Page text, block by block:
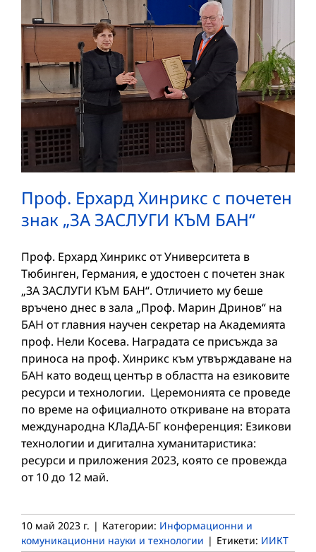
Проф. Ерхард Хинрикс с почетен
знак „ЗА ЗАСЛУГИ КЪМ БАН“
Проф. Ерхард Хинрикс от Университета в
Тюбинген, Германия, е удостоен с почетен знак
„ЗА ЗАСЛУГИ КЪМ БАН“. Отличието му беше
връчено днес в зала „Проф. Марин Дринов“ на
БАН от главния научен секретар на Академията
проф. Нели Косева. Наградата се присъжда за
приноса на проф. Хинрикс към утвърждаване на
БАН като водещ център в областта на езиковите
ресурси и технологии. Церемонията се проведе
по време на официалното откриване на втората
международна КЛаДА-БГ конференция: Езикови
технологии и дигитална хуманитаристика:
ресурси и приложения 2023, която се провежда
от 10 до 12 май.
10 май 2023 г. | Категории: Информационни и
комуникационни науки и технологии | Етикети: ИИКТ